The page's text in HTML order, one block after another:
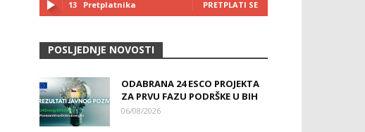
13 Pretplatnika PRETPLATI SE
POSLJEDNJE NOVOSTI
ODABRANA 24 ESCO PROJEKTA
ZA PRVU FAZU PODRŠKE U BIH
06/08/2026